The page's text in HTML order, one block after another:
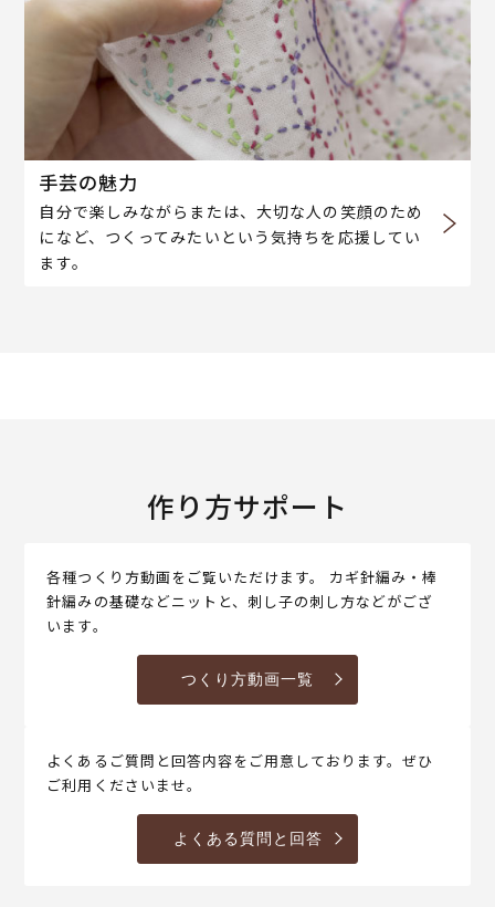
手芸の魅力
自分で楽しみながらまたは、大切な人の笑顔のため
になど、つくってみたいという気持ちを応援してい
ます。
作り方サポート
各種つくり方動画をご覧いただけます。 カギ針編み・棒
針編みの基礎などニットと、刺し子の刺し方などがござ
います。
つくり方動画一覧
よくあるご質問と回答内容をご用意しております。ぜひ
ご利用くださいませ。
よくある質問と回答